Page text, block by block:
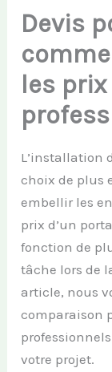
Devis
les
L’installation
choix de plus
embellir les
prix d’un
fonction de
tâche lors de
article, nous
comparaison
votre projet.